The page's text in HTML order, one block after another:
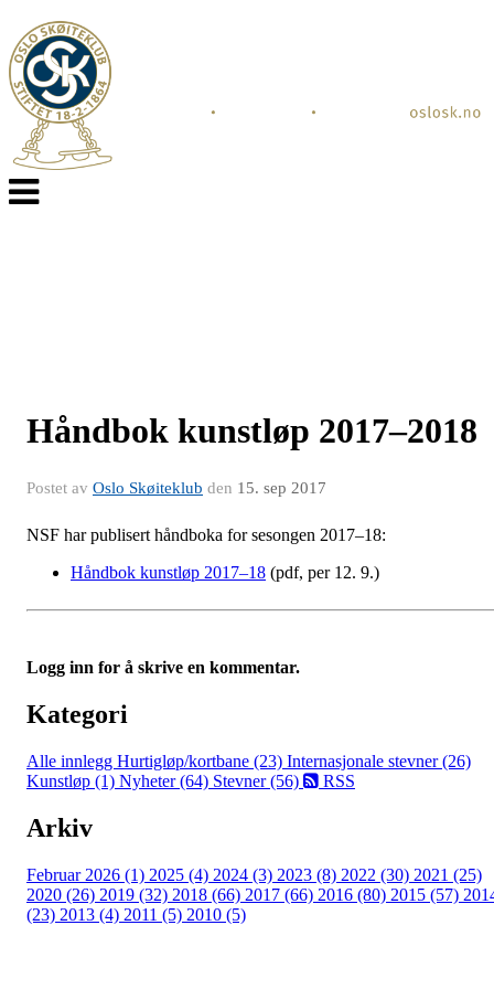
Veksle
navigasjon
Håndbok kunstløp 2017–2018
Postet av Oslo Skøiteklub den 15. sep 2017
NSF har publisert håndboka for sesongen 2017–18:
Håndbok kunstløp 2017–18 (pdf, per 12. 9.)
Logg inn for å skrive en kommentar.
Kategori
Alle innlegg Hurtigløp/kortbane (23) Internasjonale stevner (26)
Kunstløp (1) Nyheter (64) Stevner (56) RSS
Arkiv
Februar 2026 (1) 2025 (4) 2024 (3) 2023 (8) 2022 (30) 2021 (25)
2020 (26) 2019 (32) 2018 (66) 2017 (66) 2016 (80) 2015 (57)
(23) 2013 (4) 2011 (5) 2010 (5)